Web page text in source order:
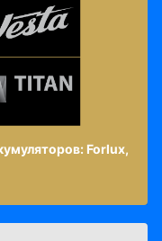
Forlux,